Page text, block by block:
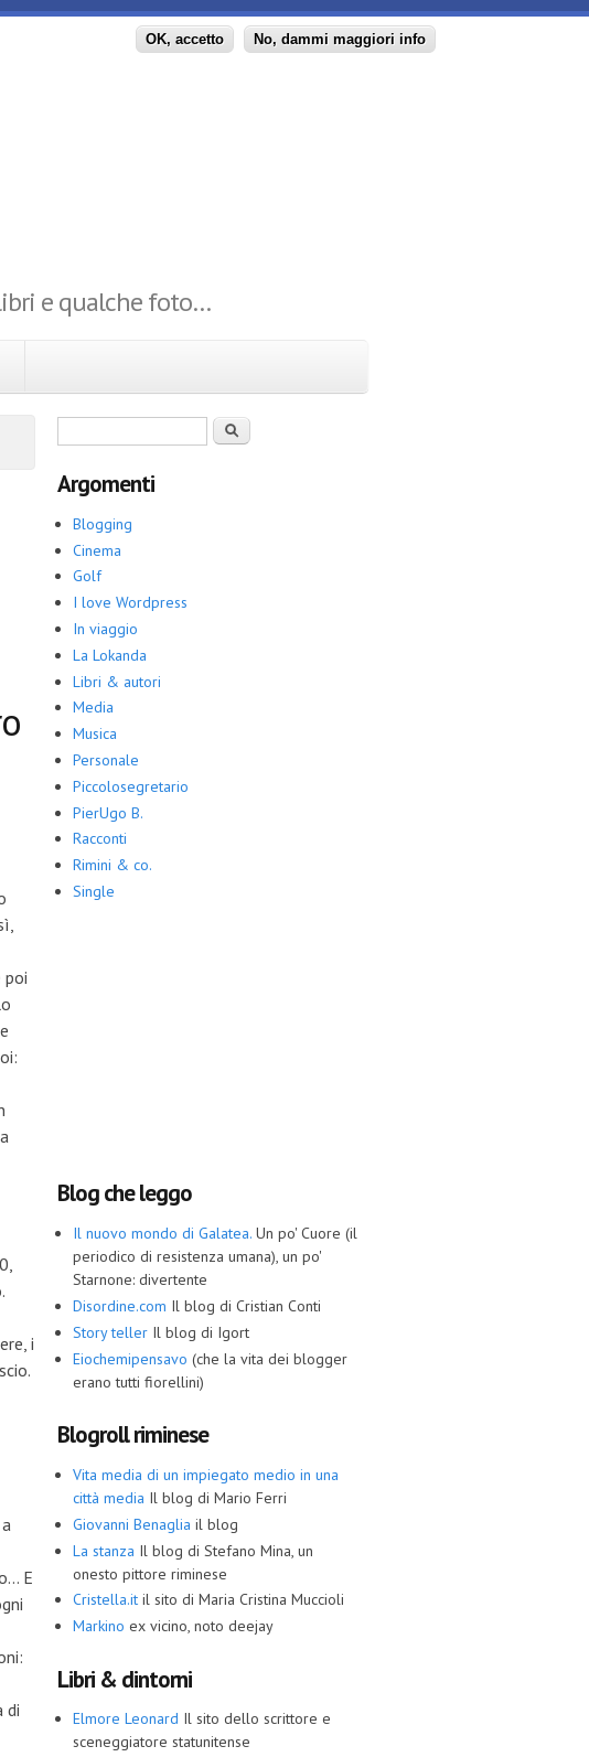
OK, accetto No, dammi maggiori info
al contenuto principale
e qualche foto…
poi
i
E
di
Cerca
Argomenti
Blogging
Cinema
Golf
I love Wordpress
In viaggio
La Lokanda
Libri & autori
Media
Musica
Personale
Piccolosegretario
PierUgo B.
Racconti
Rimini & co.
Single
Blog che leggo
Il nuovo mondo di Galatea. Un po' Cuore (il
periodico di resistenza umana), un po'
Starnone: divertente
Disordine.com Il blog di Cristian Conti
Story teller Il blog di Igort
Eiochemipensavo (che la vita dei blogger
erano tutti fiorellini)
Blogroll riminese
Vita media di un impiegato medio in una
città media Il blog di Mario Ferri
Giovanni Benaglia il blog
La stanza Il blog di Stefano Mina, un
onesto pittore riminese
Cristella.it il sito di Maria Cristina Muccioli
Markino ex vicino, noto deejay
Libri & dintorni
Elmore Leonard Il sito dello scrittore e
sceneggiatore statunitense